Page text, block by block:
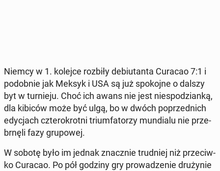
Niemcy w 1. kolejce rozbiły de­biu­tan­ta Curacao 7:1 i
po­dob­nie jak Meksyk i USA są już spo­koj­ne o dalszy
byt w tur­nie­ju. Choć ich awans nie jest nie­spo­dzian­ką,
dla kibiców może być ulgą, bo w dwóch po­przed­nich
edy­cjach czte­ro­krot­ni trium­fa­to­rzy mun­dia­lu nie prze­
brnę­li fazy gru­po­wej.
W sobotę było im jednak znacz­nie trud­niej niż prze­ciw­
ko Curacao. Po pół godziny gry pro­wa­dze­nie dru­ży­nie